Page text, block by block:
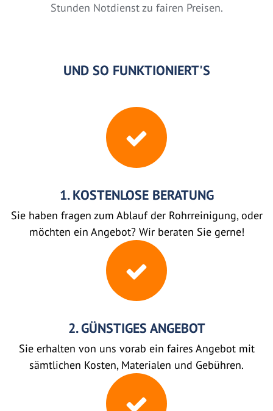
Stunden Notdienst zu fairen Preisen.
UND SO FUNKTIONIERT'S
1. KOSTENLOSE BERATUNG
Sie haben fragen zum Ablauf der Rohrreinigung, oder
möchten ein Angebot? Wir beraten Sie gerne!
2. GÜNSTIGES ANGEBOT
Sie erhalten von uns vorab ein faires Angebot mit
sämtlichen Kosten, Materialen und Gebühren.